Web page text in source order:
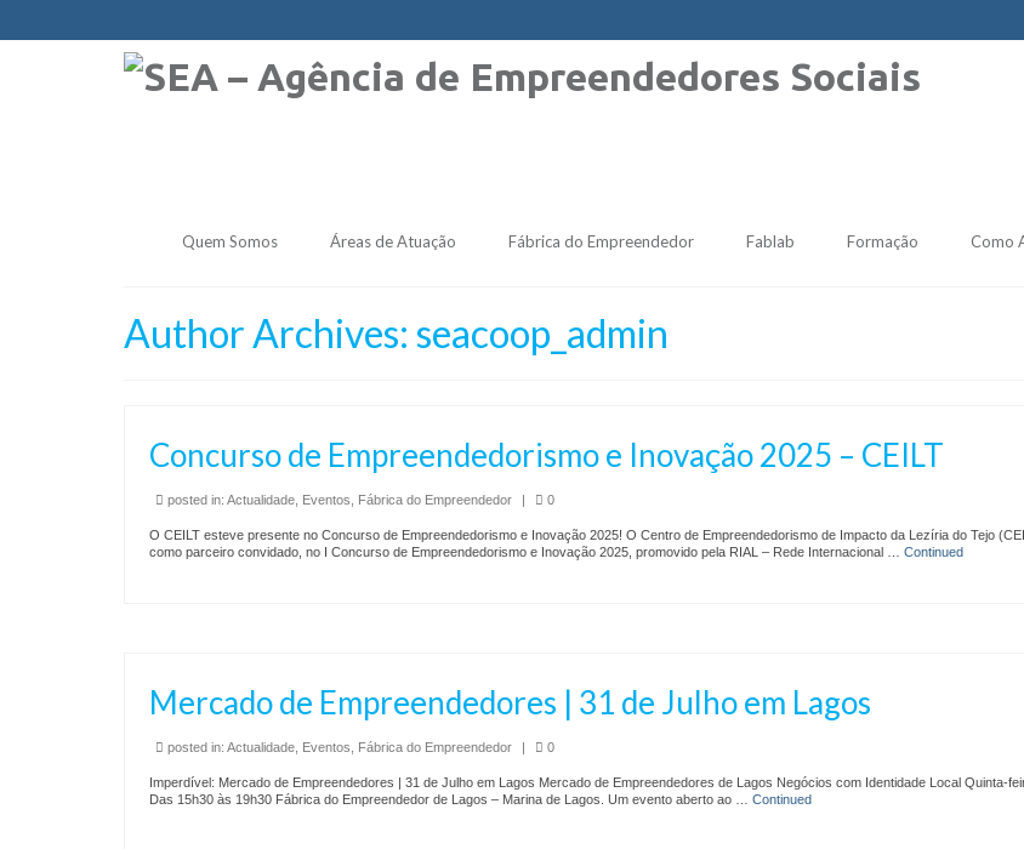
Quem Somos Áreas de Atuação Fábrica do Empreendedor Fablab Formação Como
Author Archives: seacoop_admin
Concurso de Empreendedorismo e Inovação 2025 – CEILT
posted in: Actualidade Eventos Fábrica do Empreendedor 0
O CEILT esteve presente no Concurso de Empreendedorismo e Inovação 2025! O Centro de Empreendedorismo de Impacto da Lezíria do Tejo
como parceiro convidado, no I Concurso de Empreendedorismo e Inovação 2025, promovido pela RIAL – Rede Internacional … Continued
Mercado de Empreendedores | 31 de Julho em Lagos
posted in: Actualidade Eventos Fábrica do Empreendedor 0
Imperdível: Mercado de Empreendedores | 31 de Julho em Lagos Mercado de Empreendedores de Lagos Negócios com Identidade Local Quinta-
Das 15h30 às 19h30 Fábrica do Empreendedor de Lagos – Marina de Lagos. Um evento aberto ao … Continued